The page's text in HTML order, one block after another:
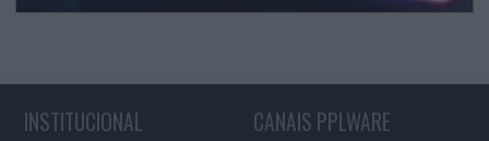
INSTITUCIONAL CANAIS PPLWARE